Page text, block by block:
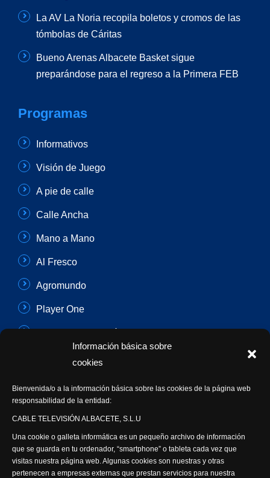
Información básica sobre
cookies
Bienvenida/o a la información básica sobre las cookies de la página web
responsabilidad de la entidad:
CABLE TELEVISIÓN ALBACETE, S.L.U
Una cookie o galleta informática es un pequeño archivo de información
que se guarda en tu ordenador, “smartphone” o tableta cada vez que
visitas nuestra página web. Algunas cookies son nuestras y otras
pertenecen a empresas externas que prestan servicios para nuestra
La AV La Noria recopila boletos y cromos de las
tómbolas de Cáritas
Bueno Arenas Albacete Basket sigue
preparándose para el regreso a la Primera FEB
Programas
Informativos
Visión de Juego
A pie de calle
Calle Ancha
Mano a Mano
Al Fresco
Agromundo
Player One
Síguenos